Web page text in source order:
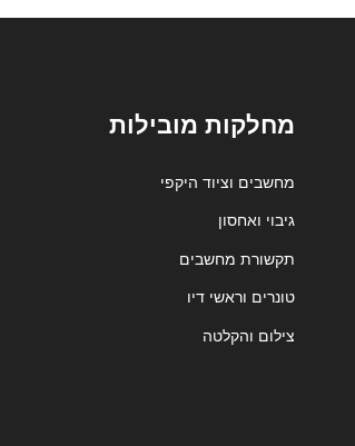
מחלקות מובילות
מחשבים וציוד היקפי
גיבוי ואחסון
תקשורת מחשבים
טונרים וראשי דיו
צילום והקלטה